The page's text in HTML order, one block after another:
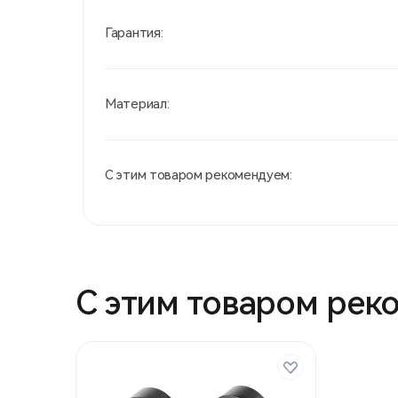
Гарантия:
Материал:
С этим товаром рекомендуем:
С этим товаром